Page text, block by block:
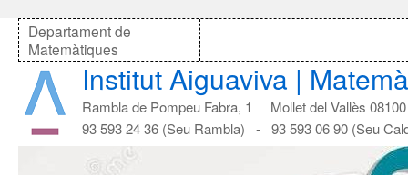
Departament de
Matemàtiques
Institut Aiguaviva |
Rambla de Pompeu Fabra, 1 Mollet del Vallès 08100
93 593 24 36 (Seu Rambla) - 93 593 06 90 (Seu